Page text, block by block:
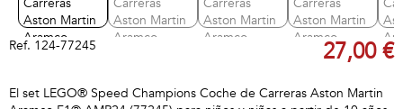
Ref. 124-77245 27,00 €
El set LEGO® Speed Champions Coche de Carreras Aston Martin